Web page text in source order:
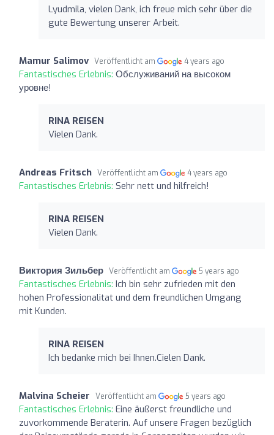
Lyudmila, vielen Dank, ich freue mich sehr über die
gute Bewertung unserer Arbeit.
Mamur Salimov Veröffentlicht am 4 years ago
Fantastisches Erlebnis: Обслуживаний на высоком
уровне!
RINA REISEN
Vielen Dank.
Andreas Fritsch Veröffentlicht am 4 years ago
Fantastisches Erlebnis: Sehr nett und hilfreich!
RINA REISEN
Vielen Dank.
Виктория Зильбер Veröffentlicht am 5 years ago
Fantastisches Erlebnis: Ich bin sehr zufrieden mit den
hohen Professionalitat und dem freundlichen Umgang
mit Kunden.
RINA REISEN
Ich bedanke mich bei Ihnen.Cielen Dank.
Malvina Scheier Veröffentlicht am 5 years ago
Fantastisches Erlebnis: Eine äußerst freundliche und
zuvorkommende Beraterin. Auf unsere Fragen bezüglich